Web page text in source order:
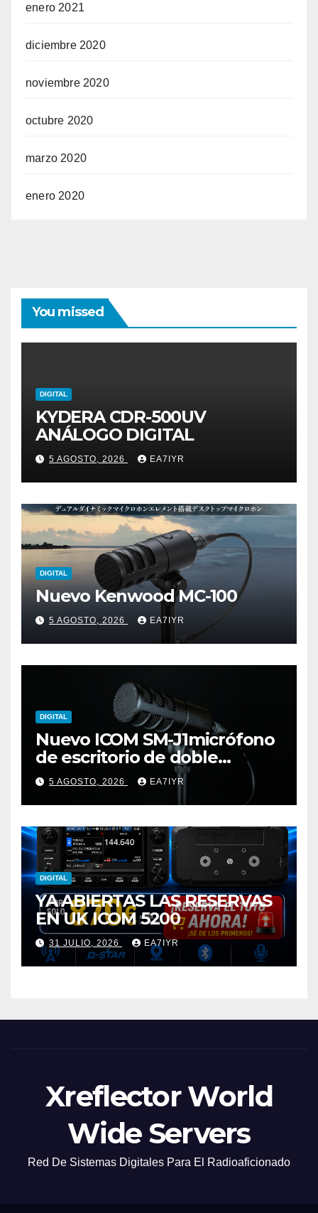
enero 2021
diciembre 2020
noviembre 2020
octubre 2020
marzo 2020
enero 2020
You missed
DIGITAL
KYDERA CDR-500UV
ANÁLOGO DIGITAL
5 AGOSTO, 2026 EA7IYR
DIGITAL
Nuevo Kenwood MC-100
5 AGOSTO, 2026 EA7IYR
DIGITAL
Nuevo ICOM SM-J1micrófono
de escritorio de doble
elemento premium
5 AGOSTO, 2026 EA7IYR
DIGITAL
YA ABIERTAS LAS RESERVAS
EN UK ICOM 5200
31 JULIO, 2026 EA7IYR
Xreflector World
Wide Servers
Red De Sistemas Digitales Para El Radioaficionado